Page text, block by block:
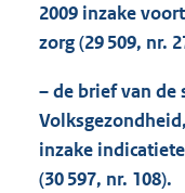
2009 inzake
zorg (29 509, nr.
– de brief van de
inzake
(30 597, nr. 108).